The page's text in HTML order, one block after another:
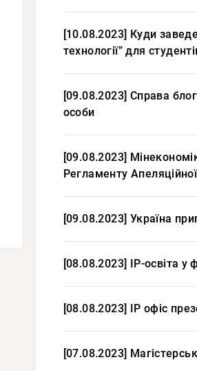
[10.08.2023] Куди
технології” для
[09.08.2023] Справа
особи
[09.08.2023]
Регламенту
[09.08.2023] Україна
[08.08.2023] IP-освіта у
[08.08.2023] IP офіс
[07.08.2023]